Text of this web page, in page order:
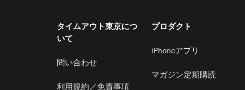
タイムアウト東京につ
いて
問い合わせ
利用規約／免責事項
プロダクト
iPhoneアプリ
マガジン定期購読